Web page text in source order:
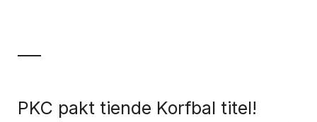
PKC pakt tiende Korfbal titel!